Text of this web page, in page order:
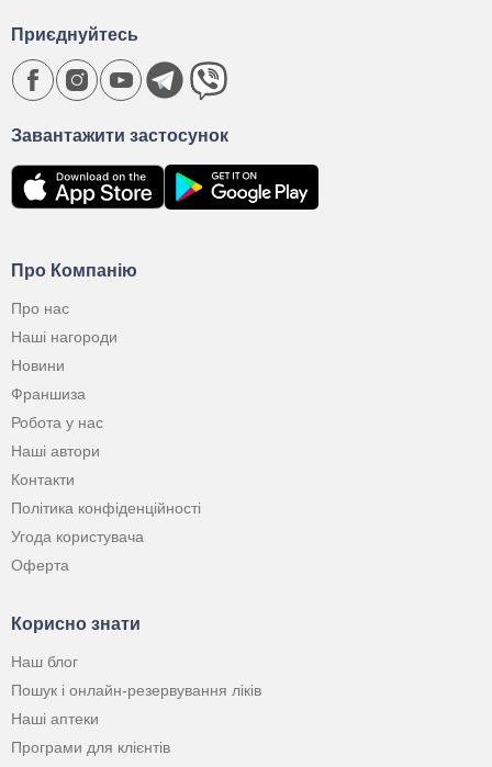
Про Компанію
Про нас
Наші нагороди
Новини
Франшиза
Робота у нас
Наші автори
Контакти
Політика конфіденційності
Угода користувача
Оферта
Корисно знати
Наш блог
Пошук і онлайн-резервування ліків
Наші аптеки
Програми для клієнтів
Завантажити застосунок
Приєднуйтесь